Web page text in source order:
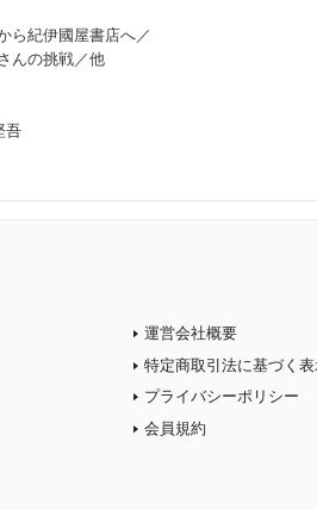
ら紀伊國屋書店へ／
んの挑戦／他
吾
運営会社概要
特定商取引法に基づく
プライバシーポリシー
会員規約